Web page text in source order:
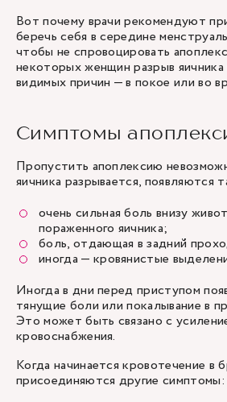
Вот почему врачи рекомендуют
беречь себя в середине
чтобы не спровоцировать
некоторых женщин разрыв
видимых причин — в покое или во
Симптомы
Пропустить апоплексию
яичника разрывается, появляются
очень сильная боль внизу
пораженного яичника;
боль, отдающая в задний
иногда — кровянистые
Иногда в дни перед приступом
тянущие боли или покалывание в
Это может быть связано с
кровоснабжения.
Когда начинается кровотечение
присоединяются другие симптомы: